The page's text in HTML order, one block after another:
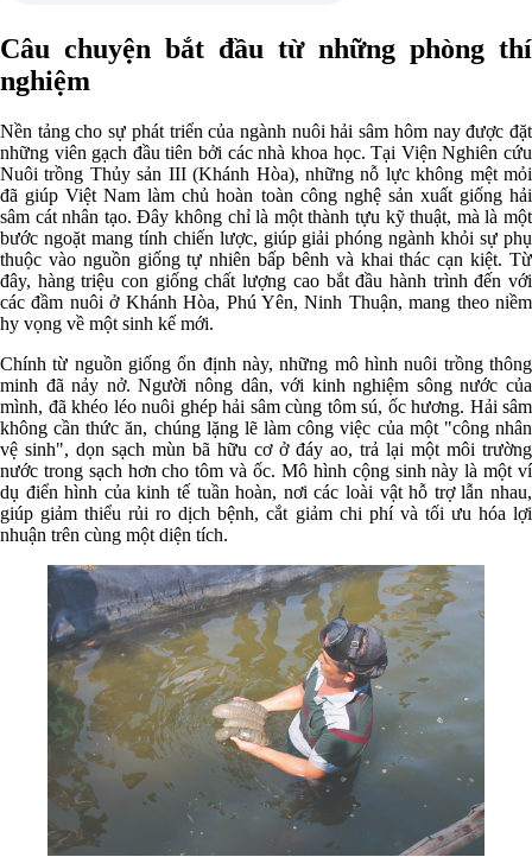
Câu chuyện bắt đầu từ những phòng thí
nghiệm
Nền tảng cho sự phát triển của ngành nuôi hải sâm hôm nay được đặt
những viên gạch đầu tiên bởi các nhà khoa học. Tại Viện Nghiên cứu
Nuôi trồng Thủy sản III (Khánh Hòa), những nỗ lực không mệt mỏi
đã giúp Việt Nam làm chủ hoàn toàn công nghệ sản xuất giống hải
sâm cát nhân tạo. Đây không chỉ là một thành tựu kỹ thuật, mà là một
bước ngoặt mang tính chiến lược, giúp giải phóng ngành khỏi sự phụ
thuộc vào nguồn giống tự nhiên bấp bênh và khai thác cạn kiệt. Từ
đây, hàng triệu con giống chất lượng cao bắt đầu hành trình đến với
các đầm nuôi ở Khánh Hòa, Phú Yên, Ninh Thuận, mang theo niềm
hy vọng về một sinh kế mới.
Chính từ nguồn giống ổn định này, những mô hình nuôi trồng thông
minh đã nảy nở. Người nông dân, với kinh nghiệm sông nước của
mình, đã khéo léo nuôi ghép hải sâm cùng tôm sú, ốc hương. Hải sâm
không cần thức ăn, chúng lặng lẽ làm công việc của một "công nhân
vệ sinh", dọn sạch mùn bã hữu cơ ở đáy ao, trả lại một môi trường
nước trong sạch hơn cho tôm và ốc. Mô hình cộng sinh này là một ví
dụ điển hình của kinh tế tuần hoàn, nơi các loài vật hỗ trợ lẫn nhau,
giúp giảm thiểu rủi ro dịch bệnh, cắt giảm chi phí và tối ưu hóa lợi
nhuận trên cùng một diện tích.